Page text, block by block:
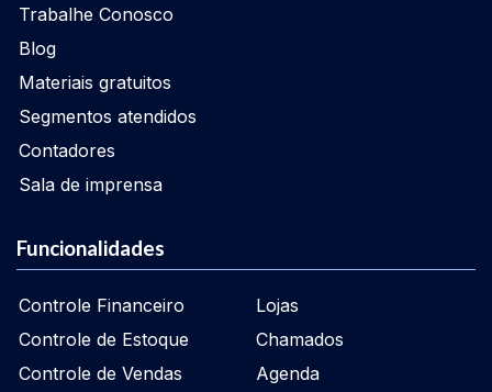
Trabalhe Conosco
Blog
Materiais gratuitos
Segmentos atendidos
Contadores
Sala de imprensa
Funcionalidades
Controle Financeiro
Controle de Estoque
Controle de Vendas
Lojas
Chamados
Agenda